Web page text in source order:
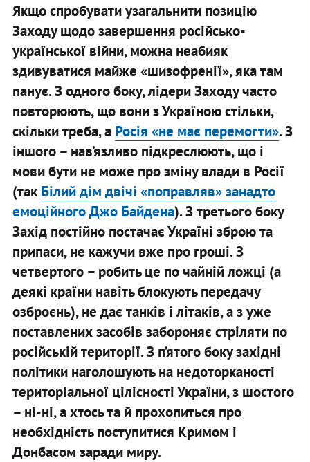
Якщо спробувати узагальнити позицію
Заходу щодо завершення російсько-
української війни, можна неабияк
здивуватися майже «шизофренії», яка там
панує. З одного боку, лідери Заходу часто
повторюють, що вони з Україною стільки,
скільки треба, а Росія «не має перемогти». З
іншого – нав’язливо підкреслюють, що і
мови бути не може про зміну влади в Росії
(такБілий дім двічі «поправляв» занадто
емоційного Джо Байдена). З третього боку
Захід постійно постачає Україні зброю та
припаси, не кажучи вже про гроші. З
четвертого – робить це по чайній ложці (а
деякі країни навіть блокують передачу
озброєнь), не дає танків і літаків, а з уже
поставлених засобів забороняє стріляти по
російській території. З п’ятого боку західні
політики наголошують на недоторканості
територіальної цілісності України, з шостого
– ні-ні, а хтось та й прохопиться про
необхідність поступитися Кримом і
Донбасом заради миру.